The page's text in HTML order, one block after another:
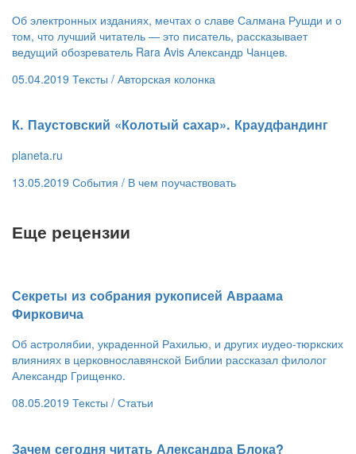
Об электронных изданиях, мечтах о славе Салмана Рушди и о
том, что лучший читатель — это писатель, рассказывает
ведущий обозреватель Rara Avis Александр Чанцев.
05.04.2019 Тексты / Авторская колонка
К. Паустовский «Колотый сахар». Краудфандинг
planeta.ru
13.05.2019 События / В чем поучаствовать
Еще рецензии
​Секреты из собрания рукописей Авраама
Фирковича
Об астролябии, украденной Рахилью, и других иудео-тюркских
влияниях в церковнославянской Библии рассказал филолог
Александр Грищенко.
08.05.2019 Тексты / Статьи
​Зачем сегодня читать Александра Блока?